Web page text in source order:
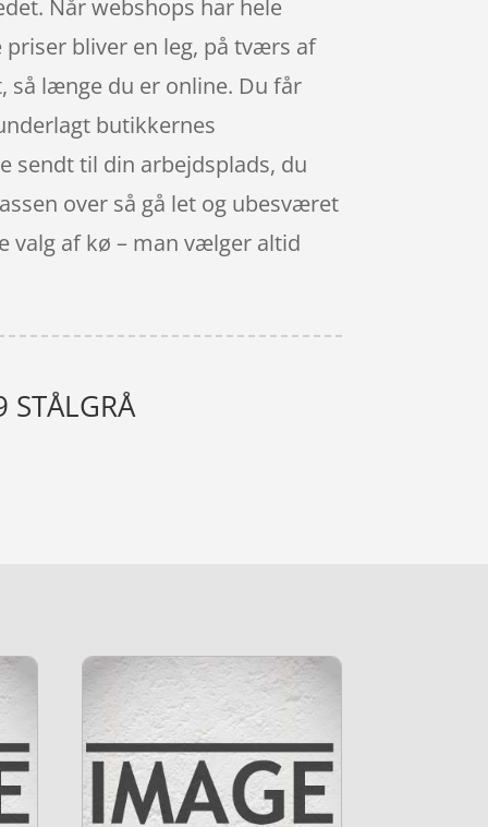
Når webshops har hele
priser bliver en leg, på tværs af
så længe du er online. Du får
butikkernes
sendt til din arbejdsplads, du
over så gå let og ubesværet
valg af kø – man vælger altid